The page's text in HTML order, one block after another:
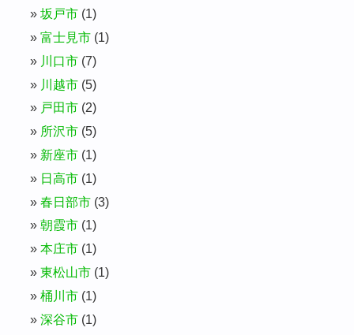
坂戸市 (1)
富士見市 (1)
川口市 (7)
川越市 (5)
戸田市 (2)
所沢市 (5)
新座市 (1)
日高市 (1)
春日部市 (3)
朝霞市 (1)
本庄市 (1)
東松山市 (1)
桶川市 (1)
深谷市 (1)